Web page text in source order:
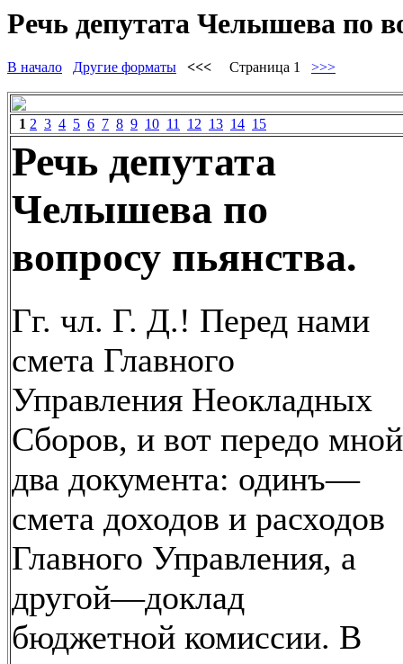
Речь депутата Челышева по
В начало Другие форматы <<< Страница 1 >>>
1 2 3 4 5 6 7 8 9 10 11 12 13 14 15
Речь депутата
Челышева по
вопросу пьянства.
Гг. чл. Г. Д.! Перед нами
смета Главного
Управления Неокладных
Сборов, и вот передо мной
два документа: одинъ—
смета доходов и расходов
Главного Управления, а
другой—доклад
бюджетной комиссии. В